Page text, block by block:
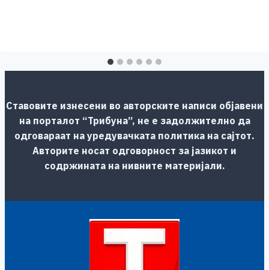
Ставовите изнесени во авторските написи објавени
на порталот “Трибуна”, не е задолжително да
одговараат на уредувачката политика на сајтот.
Авторите носат одговорност за јазикот и
содржината на нивните материјали.